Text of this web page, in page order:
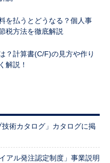
を払うとどうなる？個人事
税方法を徹底解説
？計算書(C/F)の見方や作り
解説！
技術カタログ」カタログに掲
アル発注認定制度」事業説明